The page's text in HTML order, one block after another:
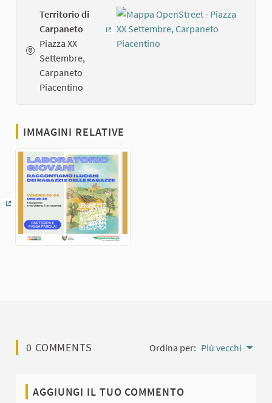
Territorio di
Carpaneto
Piazza XX
Settembre,
Carpaneto
Piacentino
(Collegamento esterno)
IMMAGINI RELATIVE
(Collegamento esterno)
0 COMMENTS Ordina per: Più vecchi
AGGIUNGI IL TUO COMMENTO